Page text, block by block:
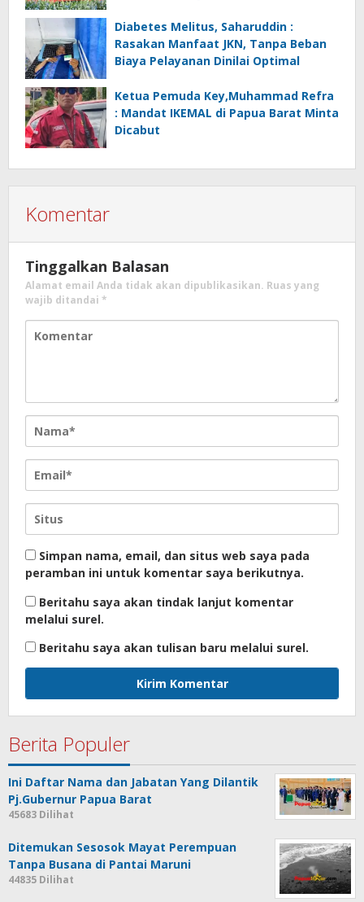
Diabetes Melitus, Saharuddin :
Rasakan Manfaat JKN, Tanpa Beban
Biaya Pelayanan Dinilai Optimal
Ketua Pemuda Key,Muhammad Refra
: Mandat IKEMAL di Papua Barat Minta
Dicabut
Komentar
Tinggalkan Balasan
Alamat email Anda tidak akan dipublikasikan. Ruas yang
wajib ditandai *
Simpan nama, email, dan situs web saya pada
peramban ini untuk komentar saya berikutnya.
Beritahu saya akan tindak lanjut komentar
melalui surel.
Beritahu saya akan tulisan baru melalui surel.
Berita Populer
Ini Daftar Nama dan Jabatan Yang Dilantik
Pj.Gubernur Papua Barat
45683 Dilihat
Ditemukan Sesosok Mayat Perempuan
Tanpa Busana di Pantai Maruni
44835 Dilihat